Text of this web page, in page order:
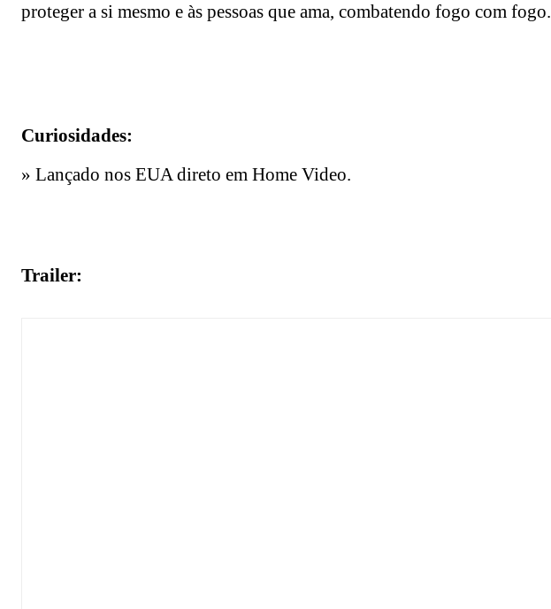
proteger a si mesmo e às pessoas que ama, combatendo fogo com fogo.
Curiosidades:
» Lançado nos EUA direto em Home Video.
Trailer: